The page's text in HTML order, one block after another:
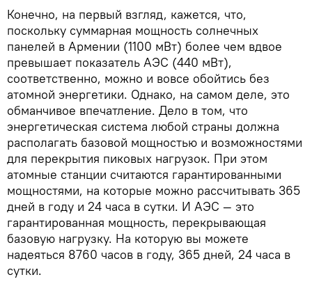
Конечно, на первый взгляд, кажется, что,
поскольку суммарная мощность солнечных
панелей в Армении (1100 мВт) более чем вдвое
превышает показатель АЭС (440 мВт),
соответственно, можно и вовсе обойтись без
атомной энергетики. Однако, на самом деле, это
обманчивое впечатление. Дело в том, что
энергетическая система любой страны должна
располагать базовой мощностью и возможностями
для перекрытия пиковых нагрузок. При этом
атомные станции считаются гарантированными
мощностями, на которые можно рассчитывать 365
дней в году и 24 часа в сутки. И АЭС — это
гарантированная мощность, перекрывающая
базовую нагрузку. На которую вы можете
надеяться 8760 часов в году, 365 дней, 24 часа в
сутки.